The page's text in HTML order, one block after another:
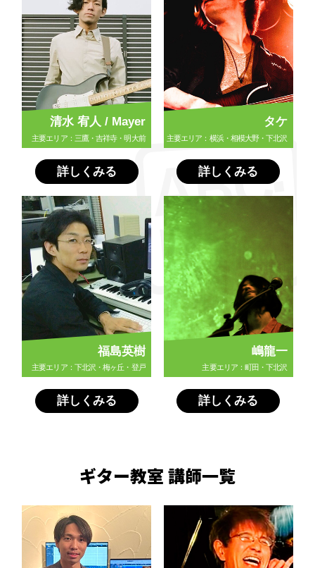
清水 宥人 / Mayer
主要エリア：三鷹・吉祥寺・明大前
詳しくみる
タケ
主要エリア：横浜・相模大野・下北沢
詳しくみる
福島英樹
主要エリア：下北沢・梅ヶ丘・登戸
詳しくみる
嶋龍一
主要エリア：町田・下北沢
詳しくみる
ギター教室 講師一覧